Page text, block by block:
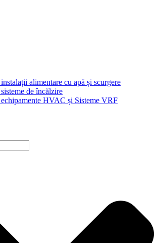
alimentare cu apă și scurgere
de încălzire
HVAC și Sisteme VRF